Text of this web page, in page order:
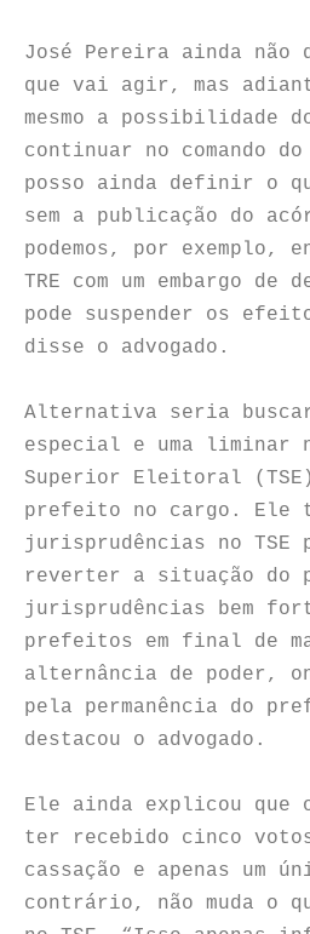
José Pereira ainda não
que vai agir, mas
mesmo a possibilidade
continuar no comando
posso ainda definir o
sem a publicação do
podemos, por exemplo,
TRE com um embargo de
pode suspender os
disse o advogado.
Alternativa seria
especial e uma liminar
Superior Eleitoral
prefeito no cargo. Ele
jurisprudências no TSE
reverter a situação do
jurisprudências bem
prefeitos em final de
alternância de poder,
pela permanência do
destacou o advogado.
Ele ainda explicou que
ter recebido cinco
cassação e apenas um
contrário, não muda o